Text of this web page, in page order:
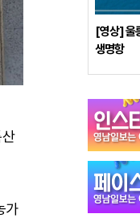
가
[영상] 울
생명항